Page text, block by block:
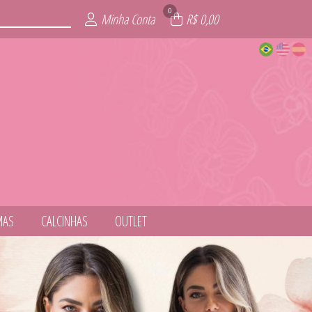
Minha Conta 0 R$ 0,00
CALCINHAS OUTLET